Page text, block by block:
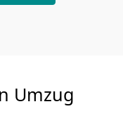
Umzug